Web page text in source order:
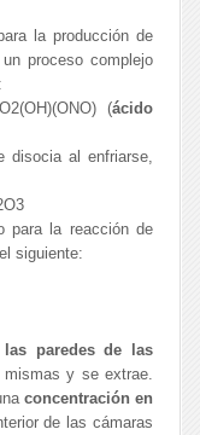
la producción de
proceso complejo
(ácido
disocia al enfriarse,
para la reacción de
siguiente:
paredes de las
y se extrae.
concentración en
de las cámaras